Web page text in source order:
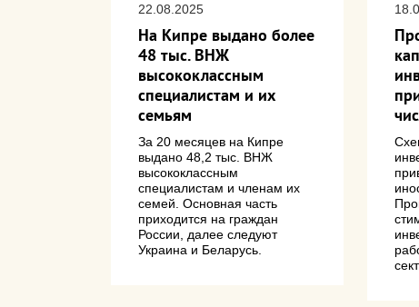
22.08.2025
На Кипре выдано более
48 тыс. ВНЖ
высококлассным
специалистам и их
семьям
За 20 месяцев на Кипре
выдано 48,2 тыс. ВНЖ
высококлассным
специалистам и членам их
семей. Основная часть
приходится на граждан
России, далее следуют
Украина и Беларусь.